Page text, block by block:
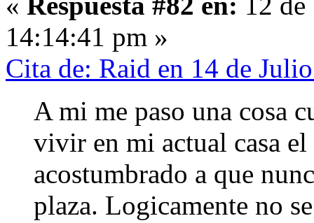
14:14:41 pm »
Cita de: Raid en 14 de
A mi me paso una cosa
vivir en mi actual casa
acostumbrado a que
plaza. Logicamente no